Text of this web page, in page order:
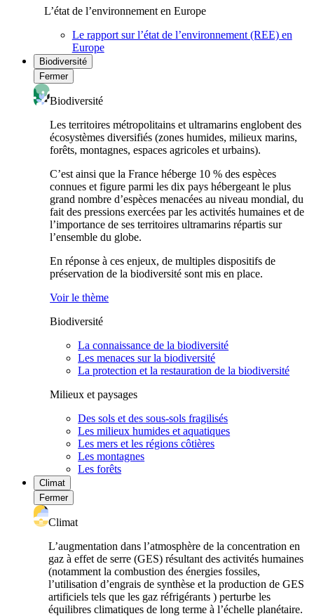
L’état de l’environnement en Europe
Le rapport sur l’état de l’environnement (REE) en
Europe
Biodiversité
Fermer
Biodiversité
Les territoires métropolitains et ultramarins englobent des
écosystèmes diversifiés (zones humides, milieux marins,
forêts, montagnes, espaces agricoles et urbains).
C’est ainsi que la France héberge 10 % des espèces
connues et figure parmi les dix pays hébergeant le plus
grand nombre d’espèces menacées au niveau mondial, du
fait des pressions exercées par les activités humaines et de
l’importance de ses territoires ultramarins répartis sur
l’ensemble du globe.
En réponse à ces enjeux, de multiples dispositifs de
préservation de la biodiversité sont mis en place.
Voir le thème
Biodiversité
La connaissance de la biodiversité
Les menaces sur la biodiversité
La protection et la restauration de la biodiversité
Milieux et paysages
Des sols et des sous-sols fragilisés
Les milieux humides et aquatiques
Les mers et les régions côtières
Les montagnes
Les forêts
Climat
Fermer
Climat
L’augmentation dans l’atmosphère de la concentration en
gaz à effet de serre (GES) résultant des activités humaines
(notamment la combustion des énergies fossiles,
l’utilisation d’engrais de synthèse et la production de GES
artificiels tels que les gaz réfrigérants ) perturbe les
équilibres climatiques de long terme à l’échelle planétaire.